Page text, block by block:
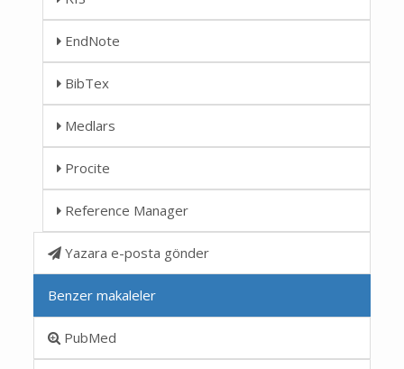
EndNote
BibTex
Medlars
Procite
Reference Manager
Yazara e-posta gönder
Benzer makaleler
PubMed